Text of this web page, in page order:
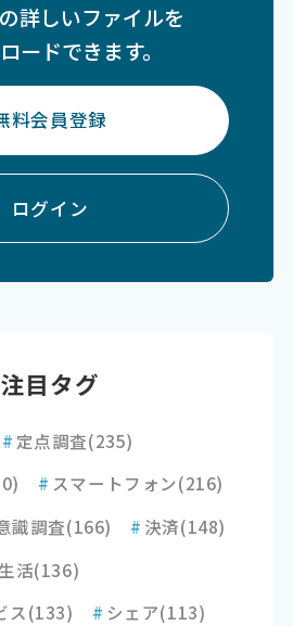
詳しいファイルを
ードできます。
料会員登録
ログイン
注目タグ
# 定点調査(235)
# スマートフォン(216)
識調査(166) # 決済(148)
生活(136)
ス(133) # シェア(113)